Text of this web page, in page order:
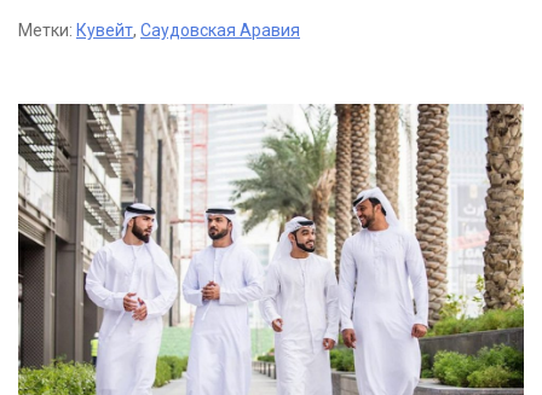
Метки: Кувейт, Саудовская Аравия